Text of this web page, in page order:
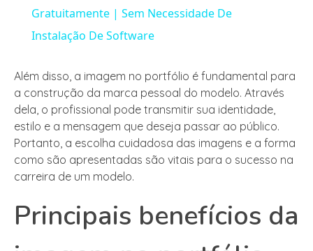
Gratuitamente | Sem Necessidade De
Instalação De Software
Além disso, a imagem no portfólio é fundamental para
a construção da marca pessoal do modelo. Através
dela, o profissional pode transmitir sua identidade,
estilo e a mensagem que deseja passar ao público.
Portanto, a escolha cuidadosa das imagens e a forma
como são apresentadas são vitais para o sucesso na
carreira de um modelo.
Principais benefícios da